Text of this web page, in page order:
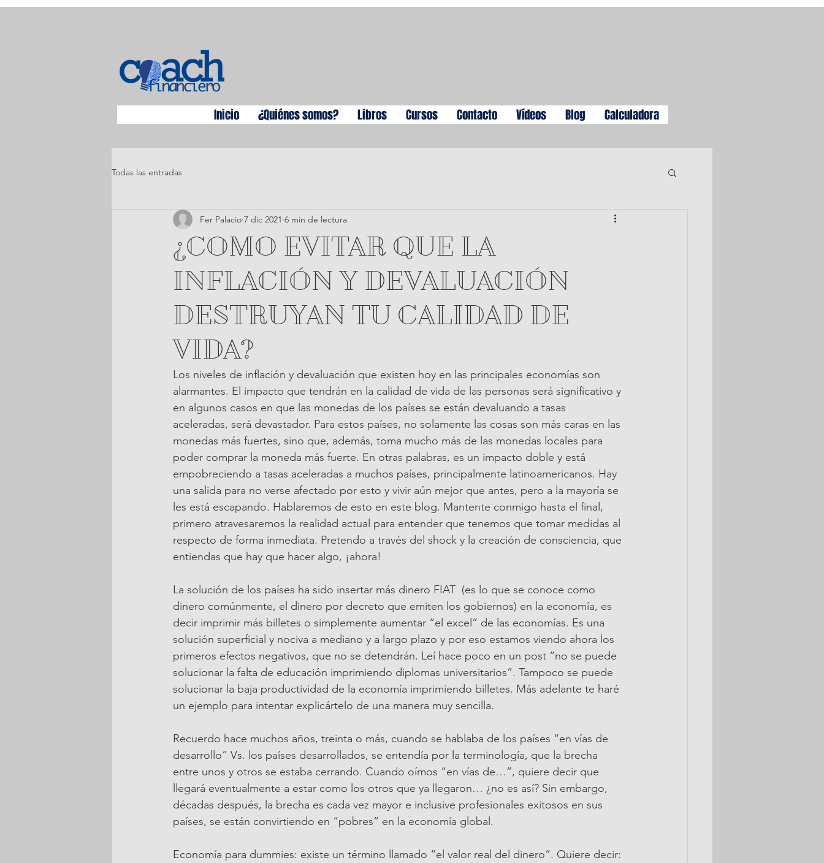
Inicio ¿Quiénes somos? Libros Cursos Contacto Vídeos Blog Calculadora
Todas las entradas
¿COMO EVITAR QUE LA
INFLACIÓN Y DEVALUACIÓN
DESTRUYAN TU CALIDAD DE
VIDA?
Fer Palacio 7 dic 2021 6 min de lectura
Los niveles de inflación y devaluación que existen hoy en las principales economías son
alarmantes. El impacto que tendrán en la calidad de vida de las personas será significativo y
en algunos casos en que las monedas de los países se están devaluando a tasas
aceleradas, será devastador. Para estos países, no solamente las cosas son más caras en las
monedas más fuertes, sino que, además, toma mucho más de las monedas locales para
poder comprar la moneda más fuerte. En otras palabras, es un impacto doble y está
empobreciendo a tasas aceleradas a muchos países, principalmente latinoamericanos. Hay
una salida para no verse afectado por esto y vivir aún mejor que antes, pero a la mayoría se
les está escapando. Hablaremos de esto en este blog. Mantente conmigo hasta el final,
primero atravesaremos la realidad actual para entender que tenemos que tomar medidas al
respecto de forma inmediata. Pretendo a través del shock y la creación de consciencia, que
entiendas que hay que hacer algo, ¡ahora!
La solución de los países ha sido insertar más dinero FIAT  (es lo que se conoce como
dinero comúnmente, el dinero por decreto que emiten los gobiernos) en la economía, es
decir imprimir más billetes o simplemente aumentar “el excel” de las economías. Es una
solución superficial y nociva a mediano y a largo plazo y por eso estamos viendo ahora los
primeros efectos negativos, que no se detendrán. Leí hace poco en un post “no se puede
solucionar la falta de educación imprimiendo diplomas universitarios”. Tampoco se puede
solucionar la baja productividad de la economía imprimiendo billetes. Más adelante te haré
un ejemplo para intentar explicártelo de una manera muy sencilla.
Recuerdo hace muchos años, treinta o más, cuando se hablaba de los países “en vías de
desarrollo” Vs. los países desarrollados, se entendía por la terminología, que la brecha
entre unos y otros se estaba cerrando. Cuando oímos “en vías de…”, quiere decir que
llegará eventualmente a estar como los otros que ya llegaron… ¿no es así? Sin embargo,
décadas después, la brecha es cada vez mayor e inclusive profesionales exitosos en sus
países, se están convirtiendo en “pobres” en la economía global.
Economía para dummies: existe un término llamado “el valor real del dinero”. Quiere decir: